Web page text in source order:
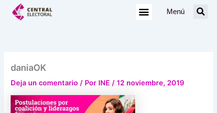
Menú
daniaOK
Deja un comentario / Por INE/12 noviembre, 2019